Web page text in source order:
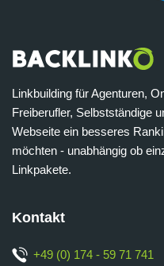
Linkbuilding für Agenturen,
Freiberufler, Selbstständige
Webseite ein besseres
möchten - unabhängig ob
Linkpakete.
Kontakt
+49 (0) 174 - 59 71 741